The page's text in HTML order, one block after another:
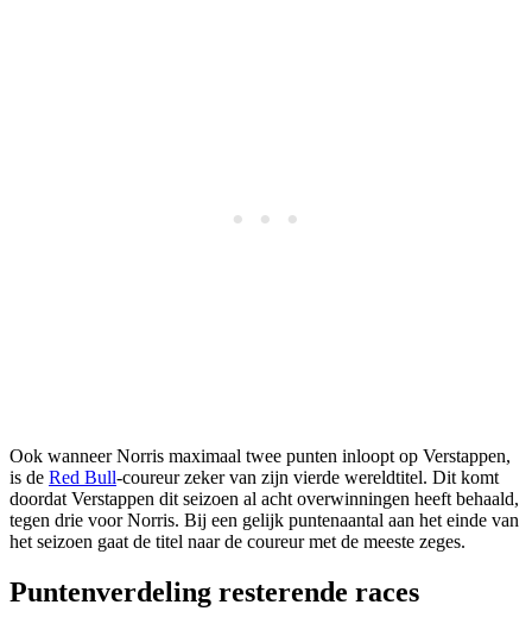
Ook wanneer Norris maximaal twee punten inloopt op Verstappen,
is de Red Bull-coureur zeker van zijn vierde wereldtitel. Dit komt
doordat Verstappen dit seizoen al acht overwinningen heeft behaald,
tegen drie voor Norris. Bij een gelijk puntenaantal aan het einde van
het seizoen gaat de titel naar de coureur met de meeste zeges.
Puntenverdeling resterende races